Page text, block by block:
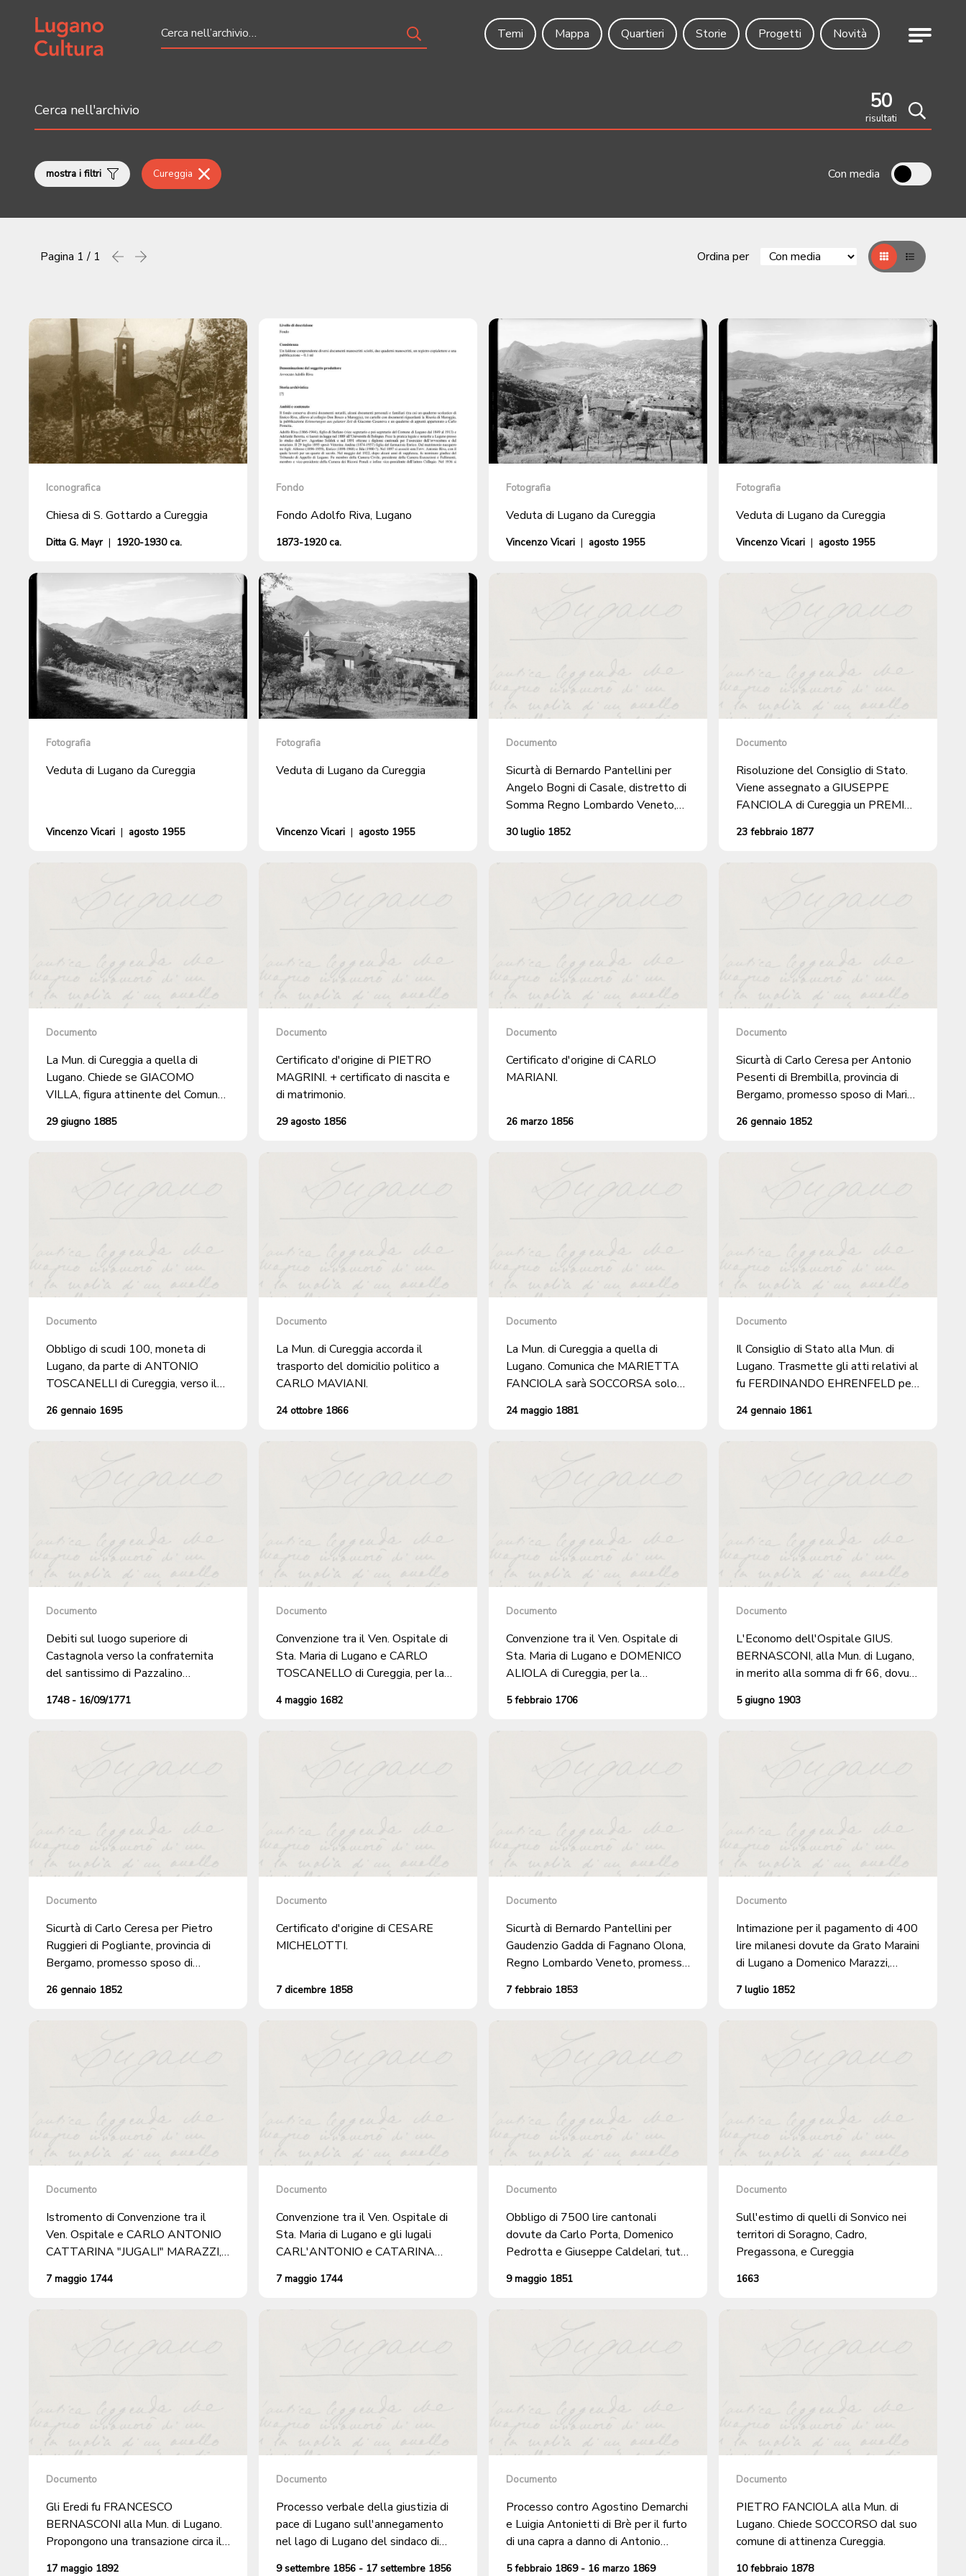
Home page
Temi
Mappa Quartieri Storie Progetti Novità Menu
50
risultati
Cerca
mostra i filtri Cureggia Con media
Pagina 1 / 1 Precedente
successiva Ordina per GrigliaTable
Iconografica
Chiesa di S. Gottardo a Cureggia
Ditta G. Mayr | 1920-1930 ca.
Fondo
Fondo Adolfo Riva, Lugano
1873-1920 ca.
Fotografia
Veduta di Lugano da Cureggia
Vincenzo Vicari | agosto 1955
Fotografia
Veduta di Lugano da Cureggia
Vincenzo Vicari | agosto 1955
Fotografia
Veduta di Lugano da Cureggia
Vincenzo Vicari | agosto 1955
Fotografia
Veduta di Lugano da Cureggia
Vincenzo Vicari | agosto 1955
Documento
Sicurtà di Bernardo Pantellini per
Angelo Bogni di Casale, distretto di
Somma Regno Lombardo Veneto,
Coldrerio per l'ottenimento del
30 luglio 1852
Documento
Risoluzione del Consiglio di Stato.
Viene assegnato a GIUSEPPE
FANCIOLA di Cureggia un PREMIO
a FEDELE BIANCHI caduto nel
23 febbraio 1877
Documento
La Mun. di Cureggia a quella di
Lugano. Chiede se GIACOMO
VILLA, figura attinente del Comune
29 giugno 1885
Documento
Certificato d'origine di PIETRO
MAGRINI. + certificato di nascita e
di matrimonio.
29 agosto 1856
Documento
Certificato d'origine di CARLO
MARIANI.
26 marzo 1856
Documento
Sicurtà di Carlo Ceresa per Antonio
Pesenti di Brembilla, provincia di
Bergamo, promesso sposo di Maria
l'ottenimento del libero domicilio a
26 gennaio 1852
Documento
Obbligo di scudi 100, moneta di
Lugano, da parte di ANTONIO
TOSCANELLI di Cureggia, verso il
di Corte.
26 gennaio 1695
Documento
La Mun. di Cureggia accorda il
trasporto del domicilio politico a
CARLO MAVIANI.
24 ottobre 1866
Documento
La Mun. di Cureggia a quella di
Lugano. Comunica che MARIETTA
FANCIOLA sarà SOCCORSA solo
d'origine.
24 maggio 1881
Documento
Il Consiglio di Stato alla Mun. di
Lugano. Trasmette gli atti relativi al
fu FERDINANDO EHRENFELD per
(Atti per ottenere il permesso di
24 gennaio 1861
Documento
Debiti sul luogo superiore di
Castagnola verso la confraternita
del santissimo di Pazzalino
nella vendita che gli ha fatto
1748 - 16/09/1771
Documento
Convenzione tra il Ven. Ospitale di
Sta. Maria di Lugano e CARLO
TOSCANELLO di Cureggia, per la
del Luogo Pio.
4 maggio 1682
Documento
Convenzione tra il Ven. Ospitale di
Sta. Maria di Lugano e DOMENICO
ALIOLA di Cureggia, per la
Luogo Pio.
5 febbraio 1706
Documento
L'Economo dell'Ospitale GIUS.
BERNASCONI, alla Mun. di Lugano,
in merito alla somma di fr 66, dovuta
giorni di cura prestate nel Civico
GIUSEPPE PICCHI.
5 giugno 1903
Documento
Sicurtà di Carlo Ceresa per Pietro
Ruggieri di Pogliante, provincia di
Bergamo, promesso sposo di
l'ottenimento del libero domicilio a
26 gennaio 1852
Documento
Certificato d'origine di CESARE
MICHELOTTI.
7 dicembre 1858
Documento
Sicurtà di Bernardo Pantellini per
Gaudenzio Gadda di Fagnano Olona,
Regno Lombardo Veneto, promesso
Molino Nuovo per l'ottenimento del
7 febbraio 1853
Documento
Intimazione per il pagamento di 400
lire milanesi dovute da Grato Maraini
di Lugano a Domenico Marazzi,
7 luglio 1852
Documento
Istromento di Convenzione tra il
Ven. Ospitale e CARLO ANTONIO
CATTARINA "JUGALI" MARAZZI,
ad allevare ANTONIO, figlio del
7 maggio 1744
Documento
Convenzione tra il Ven. Ospitale di
Sta. Maria di Lugano e gli Iugali
CARL'ANTONIO e CATARINA
la manutenzione di PIETRO
7 maggio 1744
Documento
Obbligo di 7500 lire cantonali
dovute da Carlo Porta, Domenico
Pedrotta e Giuseppe Caldelari, tutti
Cureggia
9 maggio 1851
Documento
Sull'estimo di quelli di Sonvico nei
territori di Soragno, Cadro,
Pregassona, e Cureggia
1663
Documento
Gli Eredi fu FRANCESCO
BERNASCONI alla Mun. di Lugano.
Propongono una transazione circa il
17 maggio 1892
Documento
Processo verbale della giustizia di
pace di Lugano sull'annegamento
nel lago di Lugano del sindaco di
9 settembre 1856 - 17 settembre 1856
Documento
Processo contro Agostino Demarchi
e Luigia Antonietti di Brè per il furto
di una capra a danno di Antonio
5 febbraio 1869 - 16 marzo 1869
Documento
PIETRO FANCIOLA alla Mun. di
Lugano. Chiede SOCCORSO dal suo
comune di attinenza Cureggia.
10 febbraio 1878